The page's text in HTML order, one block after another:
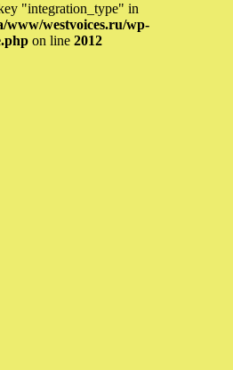
"integration_type" in
www/westvoices.ru/wp-
on line 2012